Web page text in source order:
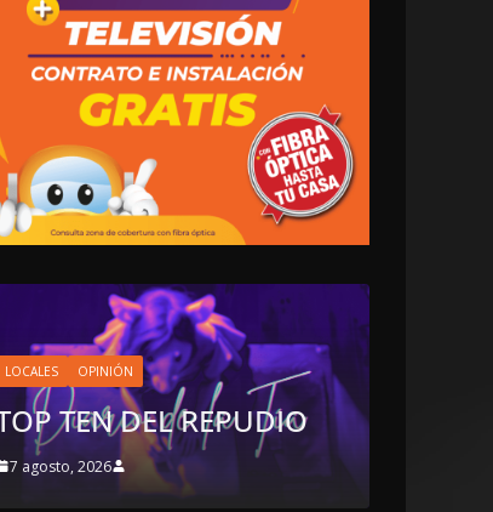
LOCALES OPINIÓN
EN LAS TRIPAS DEL
JAGUAR: 07 DE AGOSTO
DE 2026
7 agosto, 2026